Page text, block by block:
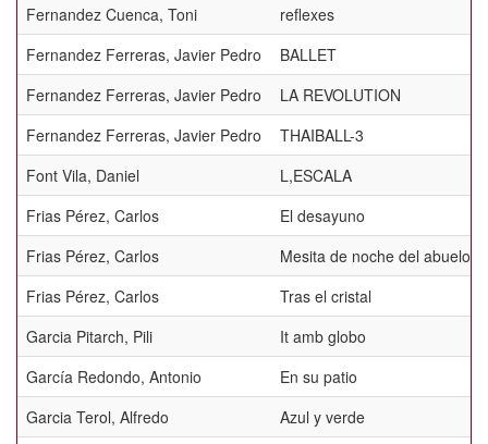
Fernandez Cuenca, Toni
reflexes
Fernandez Ferreras, Javier Pedro
BALLET
Fernandez Ferreras, Javier Pedro
LA REVOLUTION
Fernandez Ferreras, Javier Pedro
THAIBALL-3
Font Vila, Daniel
L,ESCALA
Frias Pérez, Carlos
El desayuno
Frias Pérez, Carlos
Mesita de noche del abuelo
Frias Pérez, Carlos
Tras el cristal
Garcia Pitarch, Pili
It amb globo
García Redondo, Antonio
En su patio
Garcia Terol, Alfredo
Azul y verde